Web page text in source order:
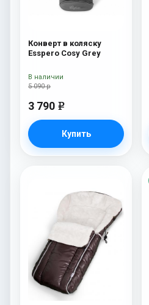
Конверт в коляску
Esspero Cosy Grey
5 090 р
3 790 e
Купить
В наличии